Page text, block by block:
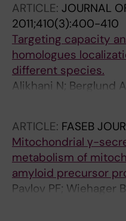
ARTICLE: JOURNAL
2011;410(3):400-410
Targeting capacity
homologues
different species.
Alikhani N; Berglund
Spånning E; Vögtle
ARTICLE: FASEB
Mitochondrial γ-
metabolism of
amyloid precursor
Pavlov PF; Wiehager
Behbahani H;